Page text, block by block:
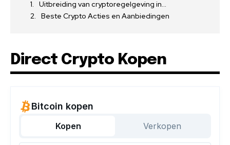
Uitbreiding van cryptoregelgeving in…
Beste Crypto Acties en Aanbiedingen
Direct Crypto Kopen